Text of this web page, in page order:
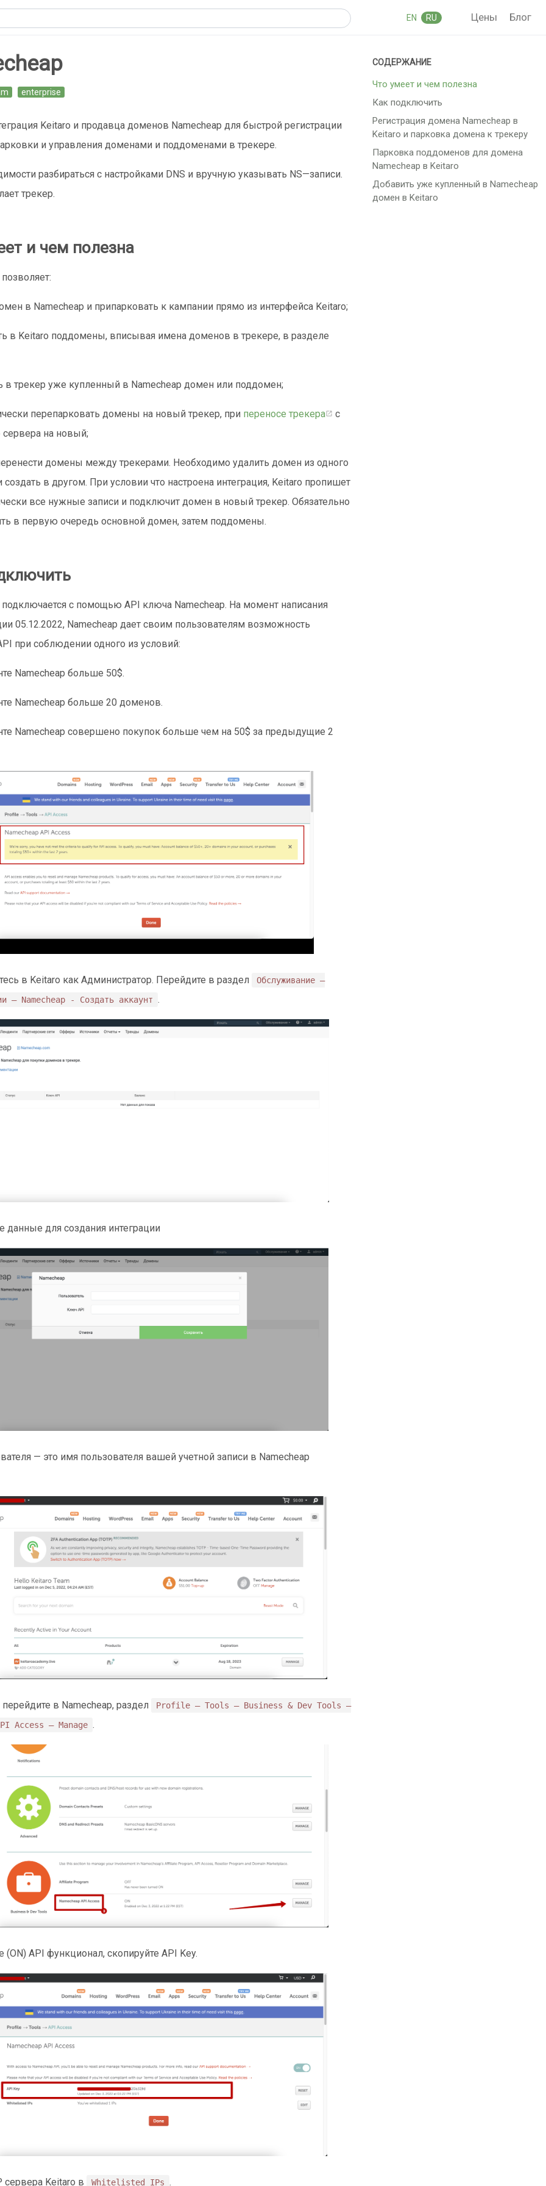
EN RU Цены Блог
enterprise
Keitaro и продавца доменов Namecheap для быстрой регистрации
и управления доменами и поддоменами в трекере.
разбираться с настройками DNS и вручную указывать NS—записи.
трекер.
и чем полезна
в Namecheap и припарковать к кампании прямо из интерфейса Keitaro;
в Keitaro поддомены, вписывая имена доменов в трекере, в разделе
в трекер уже купленный в Namecheap домен или поддомен;
перепарковать домены на новый трекер, при переносе трекера
с
сервера на новый;
домены между трекерами. Необходимо удалить домен из одного
создать в другом. При условии что настроена интеграция, Keitaro пропишет
все нужные записи и подключит домен в новый трекер. Обязательно
в первую очередь основной домен, затем поддомены.
подключается с помощью API ключа Namecheap. На момент написания
05.12.2022, Namecheap дает своим пользователям возможность
при соблюдении одного из условий:
Namecheap больше 50$.
Namecheap больше 20 доменов.
Namecheap совершено покупок больше чем на 50$ за предыдущие 2
в Keitaro как Администратор. Перейдите в раздел
Обслуживание —
— Namecheap - Создать аккаунт
.
данные для создания интеграции
— это имя пользователя вашей учетной записи в Namecheap
в Namecheap, раздел
Profile — Tools — Business & Dev Tools —
Access — Manage .
(ON) API функционал, скопируйте API Key.
сервера Keitaro в Whitelisted IPs .
Что умеет и чем полезна
Как подключить
Регистрация домена Namecheap в
Keitaro и парковка домена к трекеру
Парковка поддоменов для домена
Namecheap в Keitaro
Добавить уже купленный в Namecheap
домен в Keitaro